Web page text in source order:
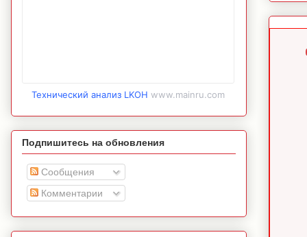
Технический анализ LKOH www.mainru.com
Подпишитесь на обновления
Сообщения
Комментарии